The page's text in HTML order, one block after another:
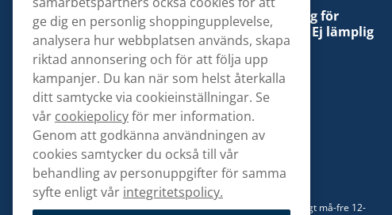
Denna tobaksprodukt kan vara skadlig för
hälsan och är beroendeframkallande. Ej lämplig
för personer under 18 år.
Kontakta oss
hej@snusbolaget.se
08 517 910 94
Mån-Tor 8.00-17.00 | Fre 9.00-17.00 | (Lunchstängt må-fre 12-
ge dig en personlig shoppingupplevelse,
analysera hur webbplatsen används, skapa
riktad annonsering och för att följa upp
kampanjer. Du kan när som helst återkalla
ditt samtycke via cookieinställningar. Se
vår cookiepolicyför mer information.
Genom att godkänna användningen av
cookies samtycker du också till vår
behandling av personuppgifter för samma
syfte enligt vår integritetspolicy.